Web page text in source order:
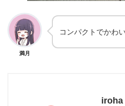
満月
コンパクトでかわ